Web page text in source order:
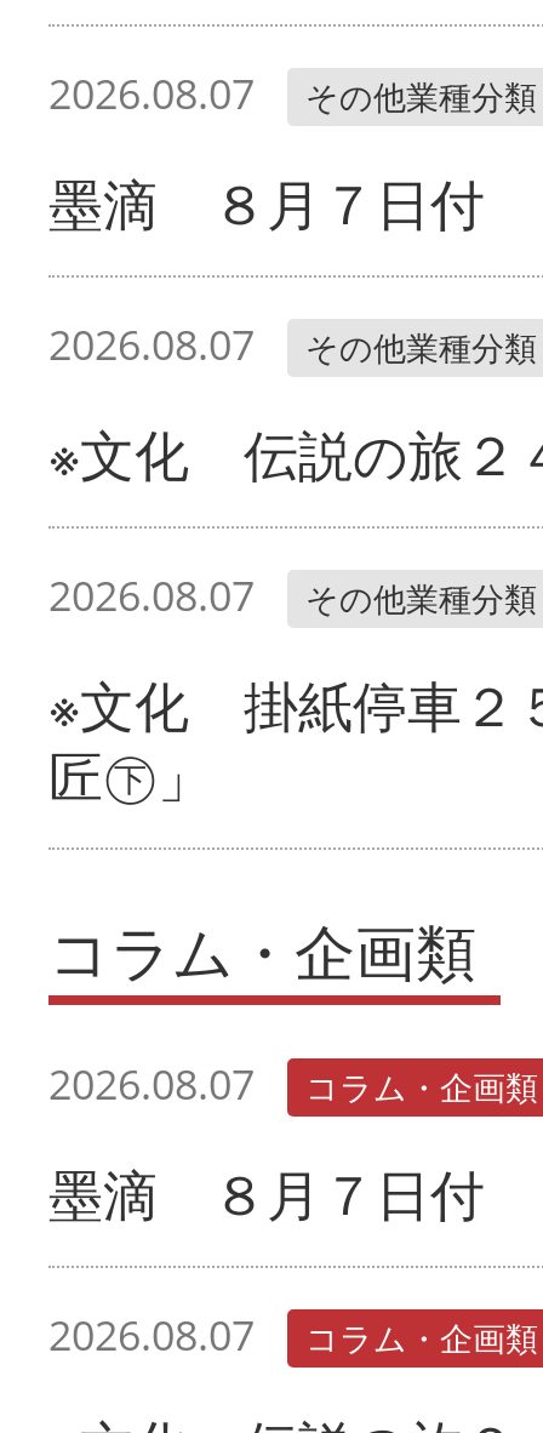
2026.08.07 その他業種分類
墨滴 ８月７日付
2026.08.07 その他業種分類
※文化 伝説の旅２
2026.08.07 その他業種分類
※文化 掛紙停車２
匠㊦」
コラム・企画類
2026.08.07 コラム・企画類
墨滴 ８月７日付
2026.08.07 コラム・企画類